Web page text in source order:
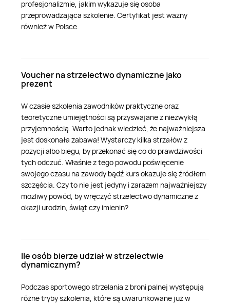
profesjonalizmie, jakim wykazuje się osoba
przeprowadzająca szkolenie. Certyfikat jest ważny
również w Polsce.
Voucher na strzelectwo dynamiczne jako
prezent
W czasie szkolenia zawodników praktyczne oraz
teoretyczne umiejętności są przyswajane z niezwykłą
przyjemnością. Warto jednak wiedzieć, że najważniejsza
jest doskonała zabawa! Wystarczy kilka strzałów z
pozycji albo biegu, by przekonać się co do prawdziwości
tych odczuć. Właśnie z tego powodu poświęcenie
swojego czasu na zawody bądź kurs okazuje się źródłem
szczęścia. Czy to nie jest jedyny i zarazem najważniejszy
możliwy powód, by wręczyć strzelectwo dynamiczne z
okazji urodzin, świąt czy imienin?
Ile osób bierze udział w strzelectwie
dynamicznym?
Podczas sportowego strzelania z broni palnej występują
różne tryby szkolenia, które są uwarunkowane już w